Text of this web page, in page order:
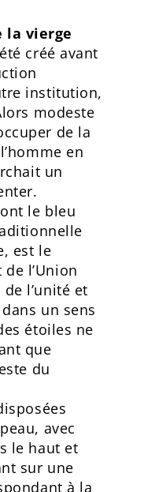
la vierge
créé avant
institution,
modeste
de la
en
un
le bleu
est le
l’Union
l’unité et
un sens
étoiles ne
que
du
avec
le haut et
sur une
à la